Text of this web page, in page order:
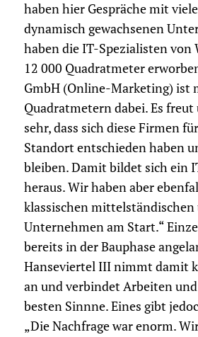
haben hier Gespräche mit
dynamisch gewachsenen
haben die IT-Spezialisten von
12 000 Quadratmeter
GmbH (Online-Marketing) ist
Quadratmetern dabei. Es
sehr, dass sich diese Firmen
Standort entschieden haben
bleiben. Damit bildet sich ein
heraus. Wir haben aber
klassischen
Unternehmen am Start.“
bereits in der Bauphase
Hanseviertel III nimmt damit
an und verbindet Arbeiten
besten Sinnne. Eines gibt
„Die Nachfrage war enorm.